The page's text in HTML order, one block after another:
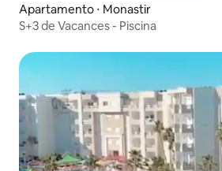
Apartamento ⋅ Monastir
S+3 de Vacances - Piscina